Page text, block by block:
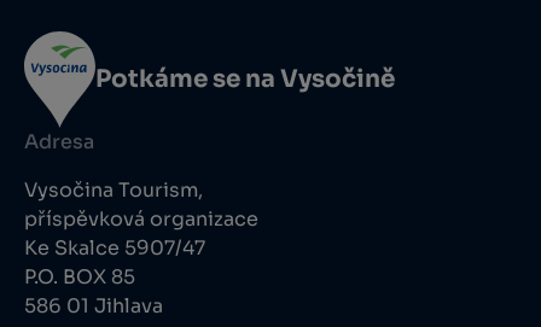
Potkáme se na Vysočině
Adresa
Vysočina Tourism,
příspěvková organizace
Ke Skalce 5907/47
P.O. BOX 85
586 01 Jihlava